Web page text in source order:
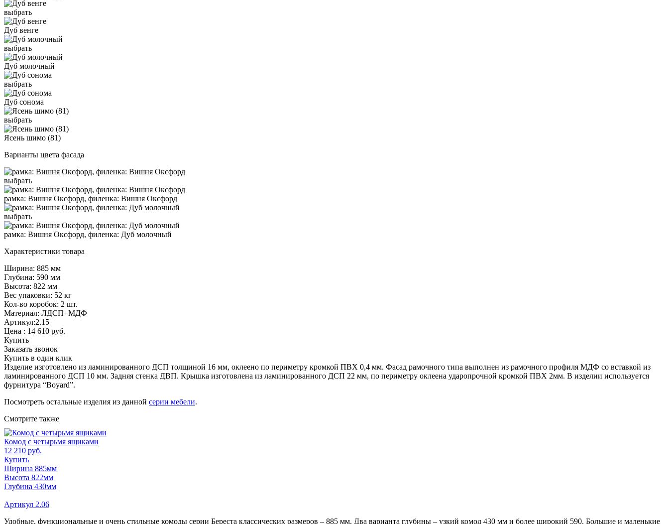
выбрать
Дуб венге
выбрать
Дуб молочный
выбрать
Дуб сонома
выбрать
Ясень шимо (81)
Варианты цвета фасада
выбрать
рамка: Вишня Оксфорд, филенка: Вишня Оксфорд
выбрать
рамка: Вишня Оксфорд, филенка: Дуб молочный
Характеристики товара
Ширина: 885 мм
Глубина: 590 мм
Высота: 822 мм
Вес упаковки: 52 кг
Кол-во коробок: 2 шт.
Материал: ЛДСП+МДФ
Артикул:2.15
Цена : 14 610 руб.
Купить
Заказать звонок
Купить в один клик
Изделие изготовлено из ламинированного ДСП толщиной 16 мм, оклеено по периметру кромкой ПВХ 0,4 мм. Фасад рамочного типа выполнен из рамочного профиля МДФ со вставкой из
ламинированного ДСП 10 мм. Задняя стенка ДВП. Крышка изготовлена из ламинированного ДСП 22 мм, по периметру оклеена ударопрочной кромкой ПВХ 2мм. В изделии используется
фурнитура “Boyard”.
Посмотреть остальные изделия из данной серии мебели.
Смотрите также
Комод с четырьмя ящиками
12 210 руб.
Купить
Ширина 885мм
Высота 822мм
Глубина 430мм
Артикул 2.06
Удобные, функциональные и очень стильные комоды серии Береста классических размеров – 885 мм. Два варианта глубины – узкий комод 430 мм и более широкий 590. Большие и маленькие